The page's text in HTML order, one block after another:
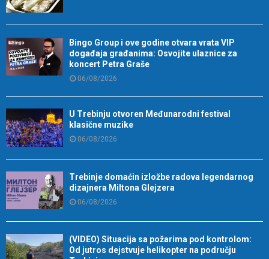
Bingo Group i ove godine otvara vrata VIP
događaja građanima: Osvojite ulaznice za
koncert Petra Graše
06/08/2026
U Trebinju otvoren Međunarodni festival
klasične muzike
06/08/2026
Trebinje domaćin izložbe radova legendarnog
dizajnera Miltona Glejzera
06/08/2026
(VIDEO) Situacija sa požarima pod kontrolom:
Od jutros dejstvuje helikopter na području